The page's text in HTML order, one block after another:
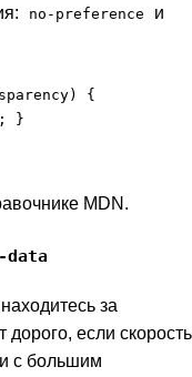
no-preference и
{
}
MDN.
data
за
дорого, если скорость
с большим